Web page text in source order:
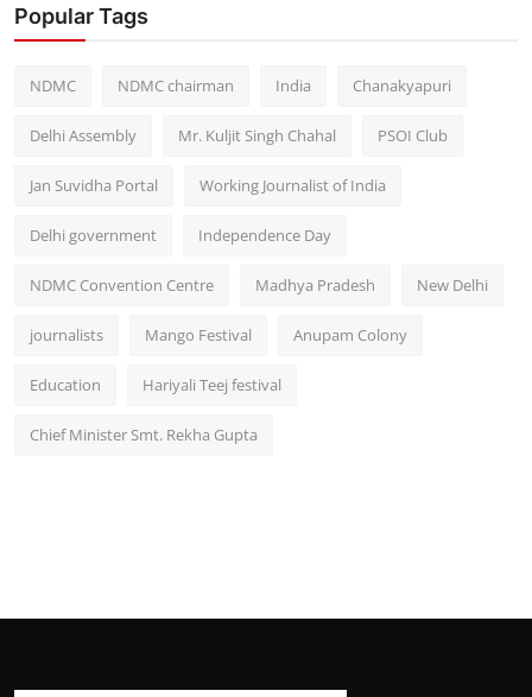
Popular Tags
NDMC NDMC chairman India Chanakyapuri
Delhi Assembly Mr. Kuljit Singh Chahal PSOI Club
Jan Suvidha Portal Working Journalist of India
Delhi government Independence Day
NDMC Convention Centre Madhya Pradesh New Delhi
journalists Mango Festival Anupam Colony
Education Hariyali Teej festival
Chief Minister Smt. Rekha Gupta